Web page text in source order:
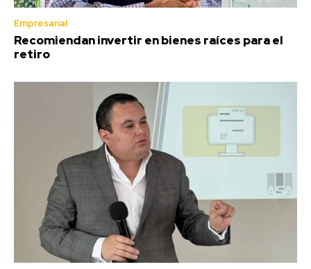
Empresarial
Recomiendan invertir en bienes raíces para el
retiro